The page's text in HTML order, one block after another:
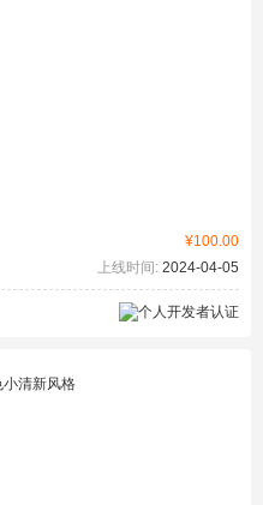
¥100.00
上线时间: 2024-04-05